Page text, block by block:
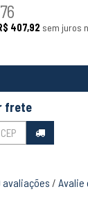
407,92 sem juros
frete
avaliações / Avalie